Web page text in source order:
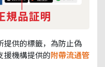
提供的標籤，為防止偽
援機構提供的附帶流通管